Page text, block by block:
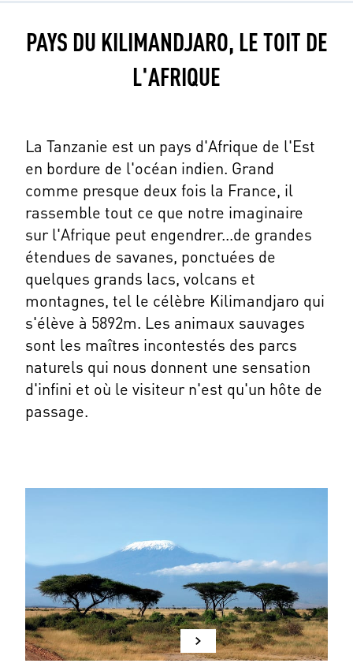
PAYS DU KILIMANDJARO, LE TOIT DE
L'AFRIQUE
La Tanzanie est un pays d'Afrique de l'Est
en bordure de l'océan indien. Grand
comme presque deux fois la France, il
rassemble tout ce que notre imaginaire
sur l'Afrique peut engendrer...de grandes
étendues de savanes, ponctuées de
quelques grands lacs, volcans et
montagnes, tel le célèbre Kilimandjaro qui
s'élève à 5892m. Les animaux sauvages
sont les maîtres incontestés des parcs
naturels qui nous donnent une sensation
d'infini et où le visiteur n'est qu'un hôte de
passage.